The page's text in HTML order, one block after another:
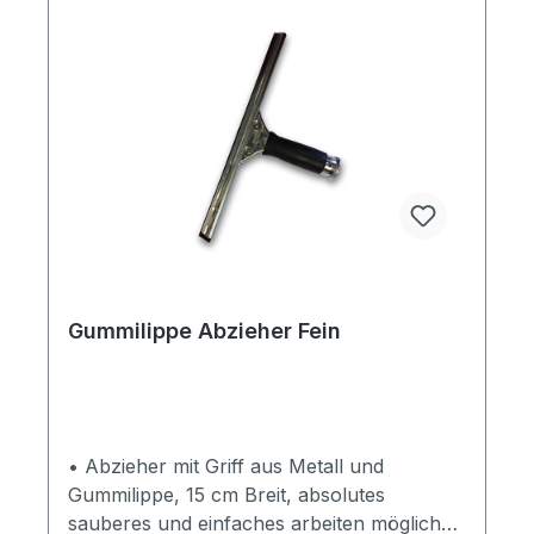
Luftpolsterstrukturwerden weniger Tücher
pro Einsatz benötigt. Das spart nicht nur
IhrGeld, sondern führt zu erheblich
weniger Abfall. Tuchgröße 23,5 x 38 cm
1000 Blatt auf Putzrolle, 2-lagig Folierung
statt Lackierung • Fahrzeugwertsteigerung,
Kosteneinsparung, Individuelles Design
Weitere Referenzen,
<<<
Gummilippe Abzieher Fein
• Abzieher mit Griff aus Metall und
Gummilippe, 15 cm Breit, absolutes
sauberes und einfaches arbeiten möglich